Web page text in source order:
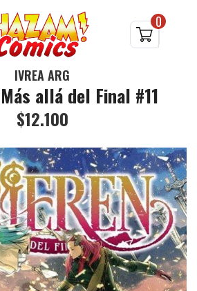
0
IVREA ARG
allá del Final #11
$12.100